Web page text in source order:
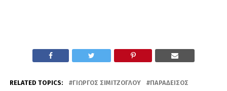
RELATED TOPICS: ΓΙΏΡΓΟΣ ΣΙΜΙΤΖΌΓΛΟΥ ΠΑΡΆΔΕΙΣΟΣ